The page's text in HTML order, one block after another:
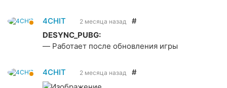
4CHIT 2 месяца назад
#
DESYNC_PUBG:
— Работает после обновления игры
4CHIT 2 месяца назад #